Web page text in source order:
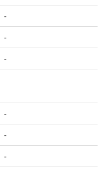
-
-
-
-
-
-